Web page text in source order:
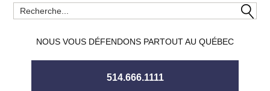
NOUS VOUS DÉFENDONS PARTOUT AU QUÉBEC
514.666.1111